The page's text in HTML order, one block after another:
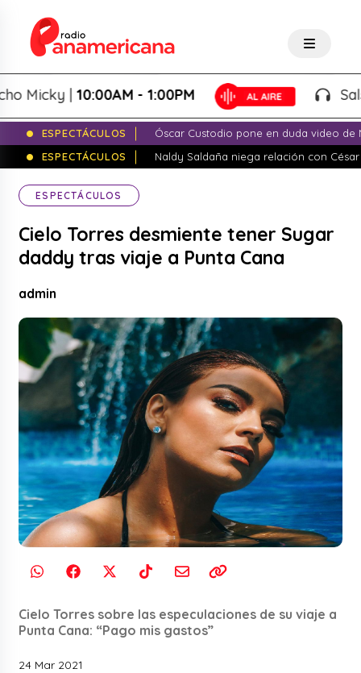
|10:00AM - 1:00PM Salsa
ESPECTÁCULOS
Óscar Custodio pone en duda video de
ESPECTÁCULOS
Naldy Saldaña niega relación con
ESPECTÁCULOS
Cielo Torres desmiente tener Sugar
daddy tras viaje a Punta Cana
admin
Cielo Torres sobre las especulaciones de su viaje a
Punta Cana: “Pago mis gastos”
24 Mar 2021